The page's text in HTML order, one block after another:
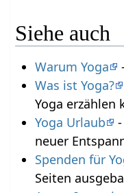
Siehe auch
Warum Yoga
Was ist Yoga?
Yoga erzählen
Yoga Urlaub
neuer
Spenden für
Seiten